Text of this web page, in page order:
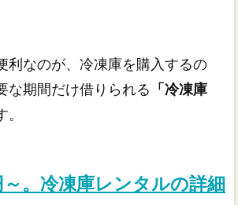
利なのが、冷凍庫を購入するの
な期間だけ借りられる 「冷凍庫
。
。冷凍庫レンタルの詳細